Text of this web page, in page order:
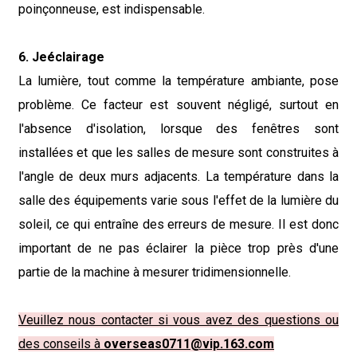
poinçonneuse, est indispensable.
6. Jeéclairage
La lumière, tout comme la température ambiante, pose
problème. Ce facteur est souvent négligé, surtout en
l'absence d'isolation, lorsque des fenêtres sont
installées et que les salles de mesure sont construites à
l'angle de deux murs adjacents. La température dans la
salle des équipements varie sous l'effet de la lumière du
soleil, ce qui entraîne des erreurs de mesure. Il est donc
important de ne pas éclairer la pièce trop près d'une
partie de la machine à mesurer tridimensionnelle.
Veuillez nous contacter si vous avez des questions ou
des conseils à overseas0711@vip.163.com